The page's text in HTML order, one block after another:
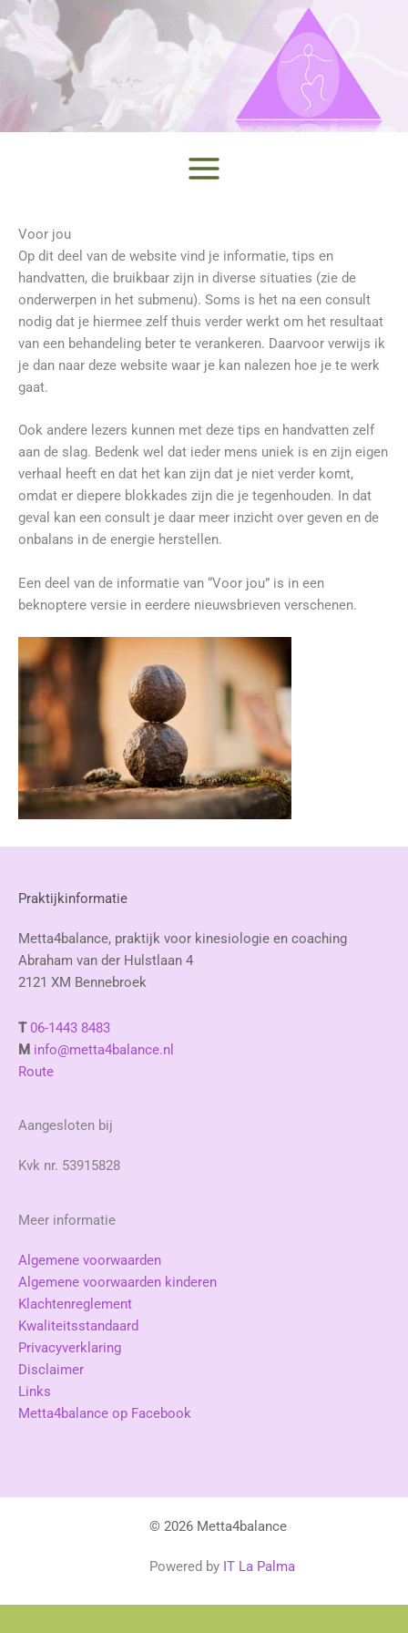
Ga
naar
de
inhoud
Voor jou
Op dit deel van de website vind je informatie, tips en
handvatten, die bruikbaar zijn in diverse situaties (zie de
onderwerpen in het submenu). Soms is het na een consult
nodig dat je hiermee zelf thuis verder werkt om het resultaat
van een behandeling beter te verankeren. Daarvoor verwijs ik
je dan naar deze website waar je kan nalezen hoe je te werk
gaat.
Ook andere lezers kunnen met deze tips en handvatten zelf
aan de slag. Bedenk wel dat ieder mens uniek is en zijn eigen
verhaal heeft en dat het kan zijn dat je niet verder komt,
omdat er diepere blokkades zijn die je tegenhouden. In dat
geval kan een consult je daar meer inzicht over geven en de
onbalans in de energie herstellen.
Een deel van de informatie van “Voor jou” is in een
beknoptere versie in eerdere nieuwsbrieven verschenen.
Praktijkinformatie
Metta4balance, praktijk voor kinesiologie en coaching
Abraham van der Hulstlaan 4
2121 XM Bennebroek
T 06-1443 8483
M info@metta4balance.nl
Route
Aangesloten bij
Kvk nr. 53915828
Meer informatie
Algemene voorwaarden
Algemene voorwaarden kinderen
Klachtenreglement
Kwaliteitsstandaard
Privacyverklaring
Disclaimer
Links
Metta4balance op Facebook
© 2026 Metta4balance
Powered by IT La Palma